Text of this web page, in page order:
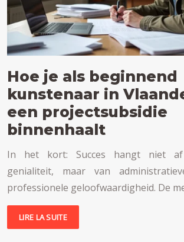
Hoe je als beginnend
kunstenaar in
een projectsubsidie
binnenhaalt
In het kort: Succes hangt niet
genialiteit, maar van
professionele geloofwaardigheid. De
LIRE LA SUITE